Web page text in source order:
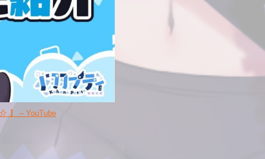
】 – YouTube